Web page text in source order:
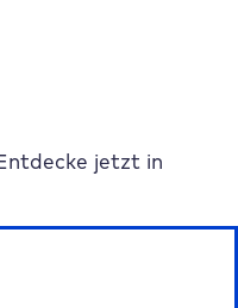
jetzt in